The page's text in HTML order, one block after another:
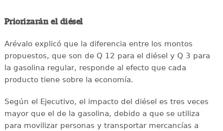
Priorizarán el diésel
Arévalo explicó que la diferencia entre los montos
propuestos, que son de Q 12 para el diésel y Q 3 para
la gasolina regular, responde al efecto que cada
producto tiene sobre la economía.
Según el Ejecutivo, el impacto del diésel es tres veces
mayor que el de la gasolina, debido a que se utiliza
para movilizar personas y transportar mercancías a